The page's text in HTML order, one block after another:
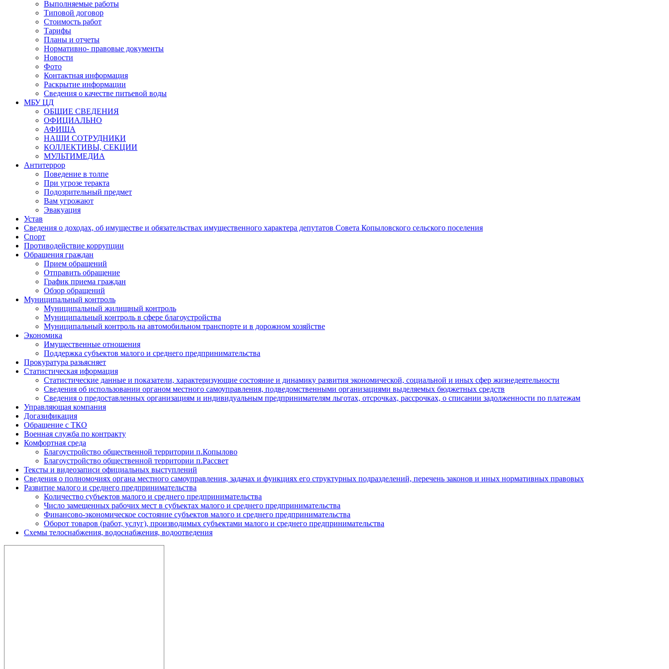
Выполняемые работы
Типовой договор
Стоимость работ
Тарифы
Планы и отчеты
Нормативно- правовые документы
Новости
Фото
Контактная информация
Раскрытие информации
Сведения о качестве питьевой воды
МБУ ЦД
ОБЩИЕ СВЕДЕНИЯ
ОФИЦИАЛЬНО
АФИША
НАШИ СОТРУДНИКИ
КОЛЛЕКТИВЫ, СЕКЦИИ
МУЛЬТИМЕДИА
Антитеррор
Поведение в толпе
При угрозе теракта
Подозрительный предмет
Вам угрожают
Эвакуация
Устав
Сведения о доходах, об имуществе и обязательствах имущественного характера депутатов Совета Копыловского сельского поселения
Спорт
Противодействие коррупции
Обращения граждан
Прием обращений
Отправить обращение
График приема граждан
Обзор обращений
Муниципальный контроль
Муниципальный жилищный контроль
Муниципальный контроль в сфере благоустройства
Муниципальный контроль на автомобильном транспорте и в дорожном хозяйстве
Экономика
Имущественные отношения
Поддержка субъектов малого и среднего предпринимательства
Прокуратура разьясняет
Статистическая иформация
Статистические данные и показатели, характеризующие состояние и динамику развития экономической, социальной и иных сфер жизнедеятельности
Сведения об использовании органом местного самоуправления, подведомственными организациями выделяемых бюджетных средств
Сведения о предоставленных организациям и индивидуальным предпринимателям льготах, отсрочках, рассрочках, о списании задолженности по платежам
Управляющая компания
Догазификация
Обращение с ТКО
Военная служба по контракту
Комфортная среда
Благоустройство общественной территории п.Копылово
Благоустройство общественной территории п.Рассвет
Тексты и видеозаписи официальных выступлений
Сведения о полномочиях органа местного самоуправления, задачах и функциях его структурных подразделений, перечень законов и иных нормативных правовых
Развитие малого и среднего предпринимательства
Количество субъектов малого и среднего предпринимательства
Число замещенных рабочих мест в субъектах малого и среднего предпринимательства
Финансово-экономическое состояние субъектов малого и среднего предпринимательства
Оборот товаров (работ, услуг), производимых субъектами малого и среднего предпринимательства
Схемы телоснабжения, водоснабжения, водоотведения